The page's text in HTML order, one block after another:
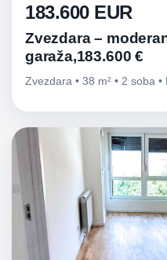
183.600 EUR
Zvezdara –
garaža,183.600 €
Zvezdara • 38 m² • 2 soba •